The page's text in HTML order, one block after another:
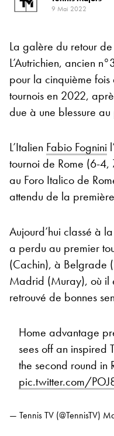
9 Mai 2022
La galère du retour de
L’Autrichien, ancien
pour la cinquième
tournois en 2022,
due à une blessure
L’Italien Fabio Fognini
tournoi de Rome (6-
au Foro Italico de
attendu de la
Aujourd’hui classé à
a perdu au premier
(Cachin), à Belgrade
Madrid (Muray), où il
retrouvé de bonnes
Home advantage
sees off an inspired
the second round in
pic.twitter.com/
— Tennis TV (@TennisTV)